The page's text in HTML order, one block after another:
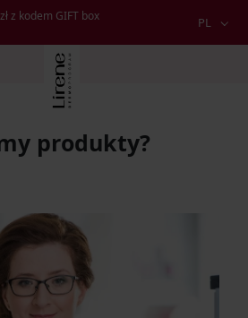
z kodem GIFT box
PL
produkty?